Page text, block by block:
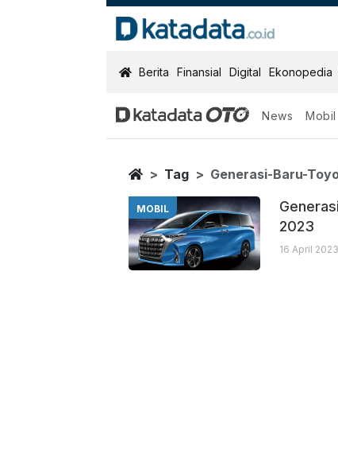
KatadataOTO
Berita Finansial Digital Ekonopedia
News Mobil
Generasi
Berita Terbaru
Home
Tag Generasi-Baru-
MOBIL
2023
16 April